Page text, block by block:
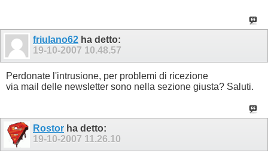
friulano62 ha detto:
19-10-2007 10.48.57
Perdonate l'intrusione, per problemi di ricezione
via mail delle newsletter sono nella sezione giusta? Saluti.
Rostor ha detto:
19-10-2007 11.26.10